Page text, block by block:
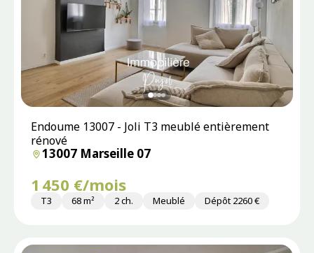
Endoume 13007 - Joli T3 meublé entièrement
rénové
13007 Marseille 07
1 450 €/mois
T3 68 m² 2 ch. Meublé Dépôt 2260 €